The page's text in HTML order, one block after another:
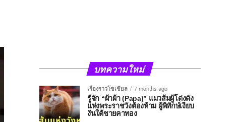
บทความใหม่
เรื่องราวโซเชียล
7 months ago
รู้จัก “ผ้าผ้า (Papa)” แมวส้มผู้โด่งดัง
แห่งพระราชวังต้องห้าม ผู้พิทักษ์เงียบ
งันใต้ชายคาทอง